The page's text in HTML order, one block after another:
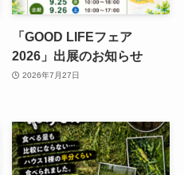
「GOOD LIFEフェア
2026」出展のお知らせ
2026年7月27日